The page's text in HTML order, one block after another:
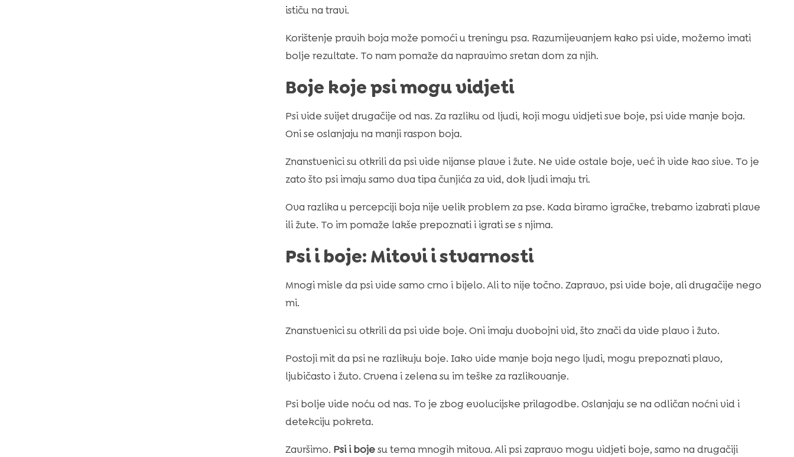
ističu na travi.
Korištenje pravih boja može pomoći u treningu psa. Razumijevanjem kako psi vide, možemo imati
bolje rezultate. To nam pomaže da napravimo sretan dom za njih.
Boje koje psi mogu vidjeti
Psi vide svijet drugačije od nas. Za razliku od ljudi, koji mogu vidjeti sve boje, psi vide manje boja.
Oni se oslanjaju na manji raspon boja.
Znanstvenici su otkrili da psi vide nijanse plave i žute. Ne vide ostale boje, već ih vide kao sive. To je
zato što psi imaju samo dva tipa čunjića za vid, dok ljudi imaju tri.
Ova razlika u percepciji boja nije velik problem za pse. Kada biramo igračke, trebamo izabrati plave
ili žute. To im pomaže lakše prepoznati i igrati se s njima.
Psi i boje: Mitovi i stvarnosti
Mnogi misle da psi vide samo crno i bijelo. Ali to nije točno. Zapravo, psi vide boje, ali drugačije nego
mi.
Znanstvenici su otkrili da psi vide boje. Oni imaju dvobojni vid, što znači da vide plavo i žuto.
Postoji mit da psi ne razlikuju boje. Iako vide manje boja nego ljudi, mogu prepoznati plavo,
ljubičasto i žuto. Crvena i zelena su im teške za razlikovanje.
Psi bolje vide noću od nas. To je zbog evolucijske prilagodbe. Oslanjaju se na odličan noćni vid i
detekciju pokreta.
Završimo. Psi i bojesu tema mnogih mitova. Ali psi zapravo mogu vidjeti boje, samo na drugačiji